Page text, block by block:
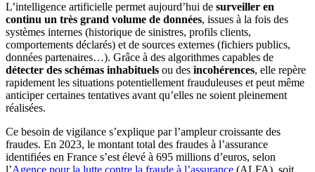
L’intelligence artificielle permet aujourd’hui de surveiller en
continu un très grand volume de données, issues à la fois des
systèmes internes (historique de sinistres, profils clients,
comportements déclarés) et de sources externes (fichiers publics,
données partenaires…). Grâce à des algorithmes capables de
détecter des schémas inhabituels ou des incohérences, elle repère
rapidement les situations potentiellement frauduleuses et peut même
anticiper certaines tentatives avant qu’elles ne soient pleinement
réalisées.
Ce besoin de vigilance s’explique par l’ampleur croissante des
fraudes. En 2023, le montant total des fraudes à l’assurance
identifiées en France s’est élevé à 695 millions d’euros, selon